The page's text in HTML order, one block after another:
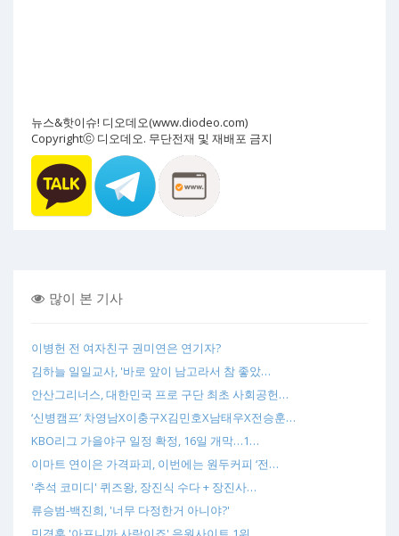
뉴스&핫이슈! 디오데오(www.diodeo.com)
Copyrightⓒ 디오데오. 무단전재 및 재배포 금지
많이 본 기사
이병헌 전 여자친구 권미연은 연기자?
김하늘 일일교사, '바로 앞이 남고라서 참 좋았…
안산그리너스, 대한민국 프로 구단 최초 사회공헌…
‘신병캠프’ 차영남X이충구X김민호X남태우X전승훈…
KBO리그 가을야구 일정 확정, 16일 개막…1…
이마트 연이은 가격파괴, 이번에는 원두커피 ‘전…
'추석 코미디' 퀴즈왕, 장진식 수다 + 장진사…
류승범-백진희, '너무 다정한거 아니야?'